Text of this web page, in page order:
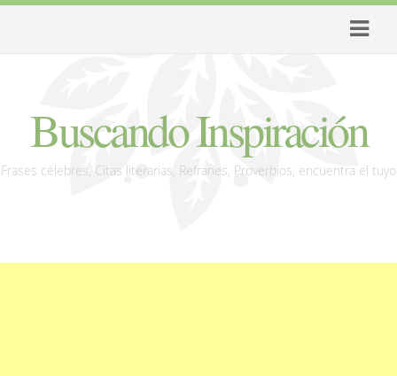
Buscando Inspiración
Frases célebres, Citas literarias, Refranes, Proverbios, encuentra el tuyo